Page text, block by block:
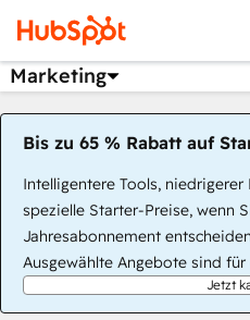
Marketing
Bis zu 65 % Rabatt auf
Intelligentere Tools, niedrigerer
spezielle Starter-Preise, wenn
Jahresabonnement
Ausgewählte Angebote sind
Jetzt